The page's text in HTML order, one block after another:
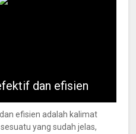
dan efisien
efisien adalah kalimat
yang sudah jelas,